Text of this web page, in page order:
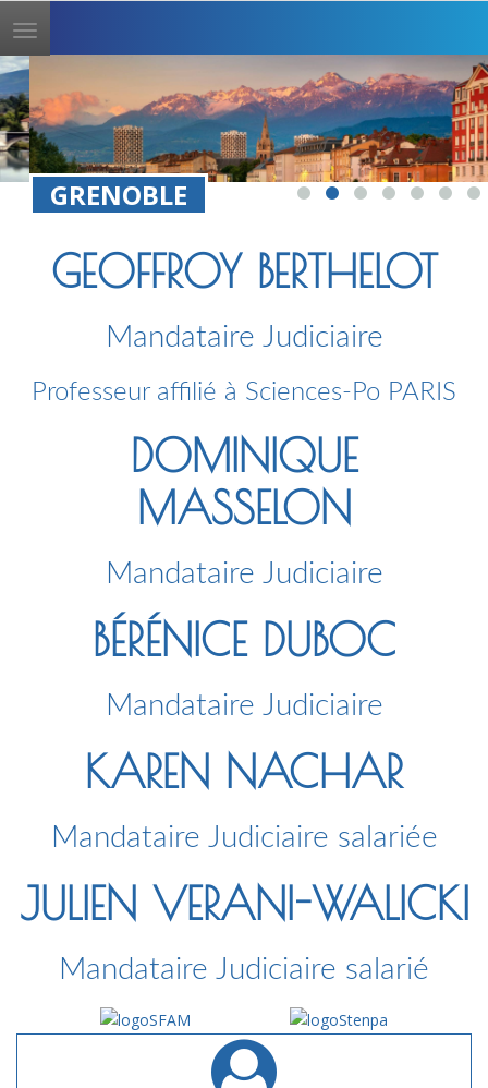
Toggle
navigation
GRENOBLE
GEOFFROY BERTHELOT
Mandataire Judiciaire
Professeur affilié à Sciences-Po PARIS
DOMINIQUE
MASSELON
Mandataire Judiciaire
BÉRÉNICE DUBOC
Mandataire Judiciaire
KAREN NACHAR
Mandataire Judiciaire salariée
JULIEN VERANI-WALICKI
Mandataire Judiciaire salarié